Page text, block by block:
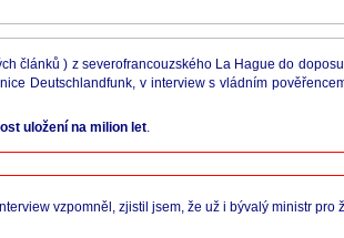
článků ) z severofrancouzského La Hague do
Deutschlandfunk, v interview s vládním
uložení na milion let.
vzpomněl, zjistil jsem, že už i bývalý ministr